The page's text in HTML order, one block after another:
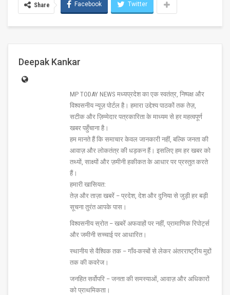
Share Facebook Twitter
Deepak Kankar
MP TODAY NEWS मध्यप्रदेश का एक स्वतंत्र, निष्पक्ष और
विश्वसनीय न्यूज़ पोर्टल है। हमारा उद्देश्य पाठकों तक तेज़,
सटीक और ज़िम्मेदार पत्रकारिता के माध्यम से हर महत्वपूर्ण
खबर पहुँचाना है।
हम मानते हैं कि समाचार केवल जानकारी नहीं, बल्कि जनता की
आवाज़ और लोकतंत्र की धड़कन हैं। इसलिए हम हर खबर को
तथ्यों, साक्ष्यों और ज़मीनी हकीकत के आधार पर प्रस्तुत करते
हैं।
हमारी खासियत:
तेज़ और ताज़ा खबरें – प्रदेश, देश और दुनिया से जुड़ी हर बड़ी
सूचना तुरंत आपके पास।
विश्वसनीय स्रोत – खबरें अफवाहों पर नहीं, प्रामाणिक रिपोर्ट्स
और जमीनी सच्चाई पर आधारित।
स्थानीय से वैश्विक तक – गाँव-कस्बों से लेकर अंतरराष्ट्रीय मुद्दों
तक की कवरेज।
जनहित सर्वोपरि – जनता की समस्याओं, आवाज़ और अधिकारों
को प्राथमिकता।